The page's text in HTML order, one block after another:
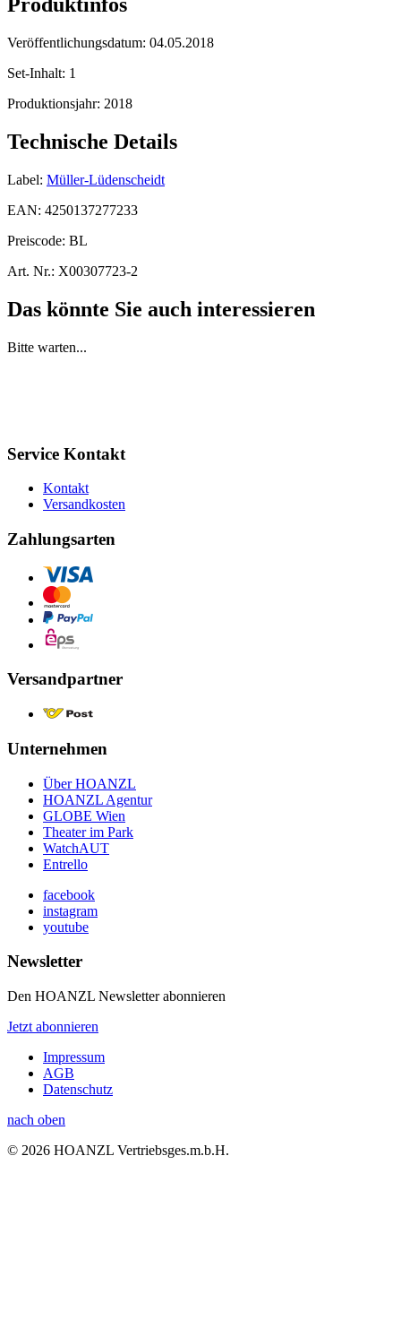
Produktinfos
Veröffentlichungsdatum: 04.05.2018
Set-Inhalt: 1
Produktionsjahr: 2018
Technische Details
Label: Müller-Lüdenscheidt
EAN: 4250137277233
Preiscode: BL
Art. Nr.: X00307723-2
Das könnte Sie auch interessieren
Bitte warten...
Service Kontakt
Kontakt
Versandkosten
Zahlungsarten
Versandpartner
Unternehmen
Über HOANZL
HOANZL Agentur
GLOBE Wien
Theater im Park
WatchAUT
Entrello
facebook
instagram
youtube
Newsletter
Den HOANZL Newsletter abonnieren
Jetzt abonnieren
Impressum
AGB
Datenschutz
nach oben
© 2026 HOANZL Vertriebsges.m.b.H.